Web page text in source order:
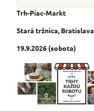
Trh-Piac-Markt
Stará tržnica, Bratislava
19.9.2026 (sobota)